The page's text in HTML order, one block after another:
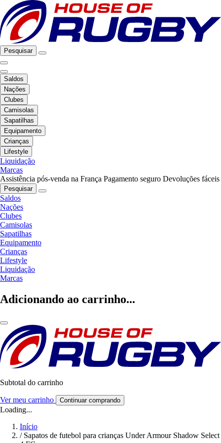
Pesquisar
Saldos
Nações
Clubes
Camisolas
Sapatilhas
Equipamento
Crianças
Lifestyle
Liquidação
Marcas
Assistência pós-venda na França Pagamento seguro Devoluções fáceis
Pesquisar
Saldos
Nações
Clubes
Camisolas
Sapatilhas
Equipamento
Crianças
Lifestyle
Liquidação
Marcas
Adicionando ao carrinho...
Subtotal do carrinho
Ver meu carrinho Continuar comprando
Loading...
Início
/ Sapatos de futebol para crianças Under Armour Shadow Select